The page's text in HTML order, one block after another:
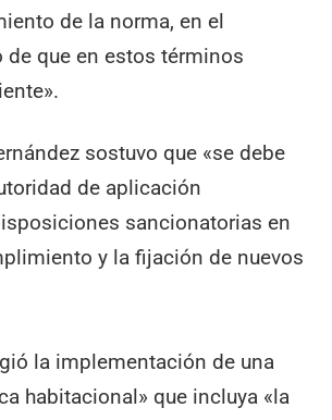
de la norma, en el
que en estos términos
sostuvo que «se debe
de aplicación
sancionatorias en
y la fijación de nuevos
la implementación de una
habitacional» que incluya «la